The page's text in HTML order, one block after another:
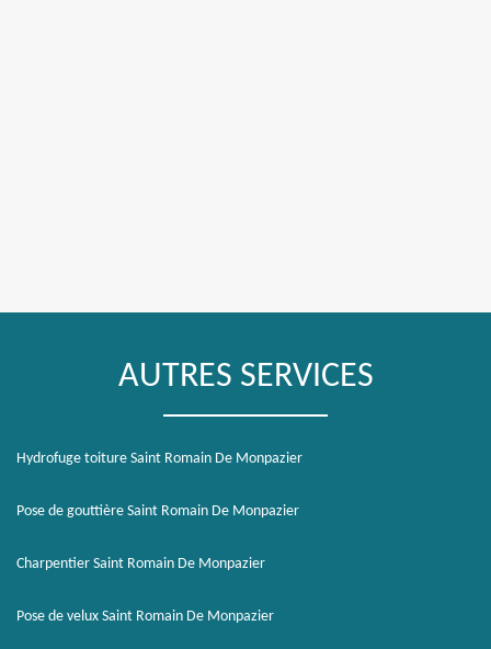
AUTRES SERVICES
Hydrofuge toiture Saint Romain De Monpazier
Pose de gouttière Saint Romain De Monpazier
Charpentier Saint Romain De Monpazier
Pose de velux Saint Romain De Monpazier